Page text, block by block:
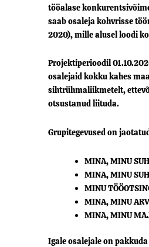
tööalase
saab osaleja kohvrisse
2020), mille alusel loodi
Projektiperioodil
osalejaid kokku kahes
sihtrühmaliikmetelt,
otsustanud liituda.
Grupitegevused on
MINA, MINU
MINA, MINU
MINU
MINA, MINU
MINA, MINU
Igale osalejale on